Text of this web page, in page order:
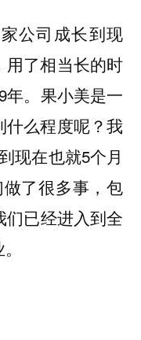
公司成长到现
用了相当长的时
年。果小美是一
什么程度呢？我
现在也就5个月
了很多事，包
们已经进入到全